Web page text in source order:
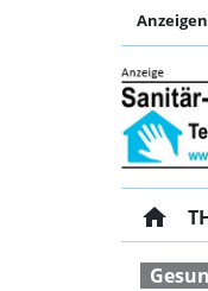
Anzeigen
home